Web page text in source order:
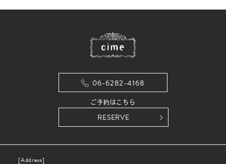
Address
06-6282-4168
ご予約はこちら
RESERVE